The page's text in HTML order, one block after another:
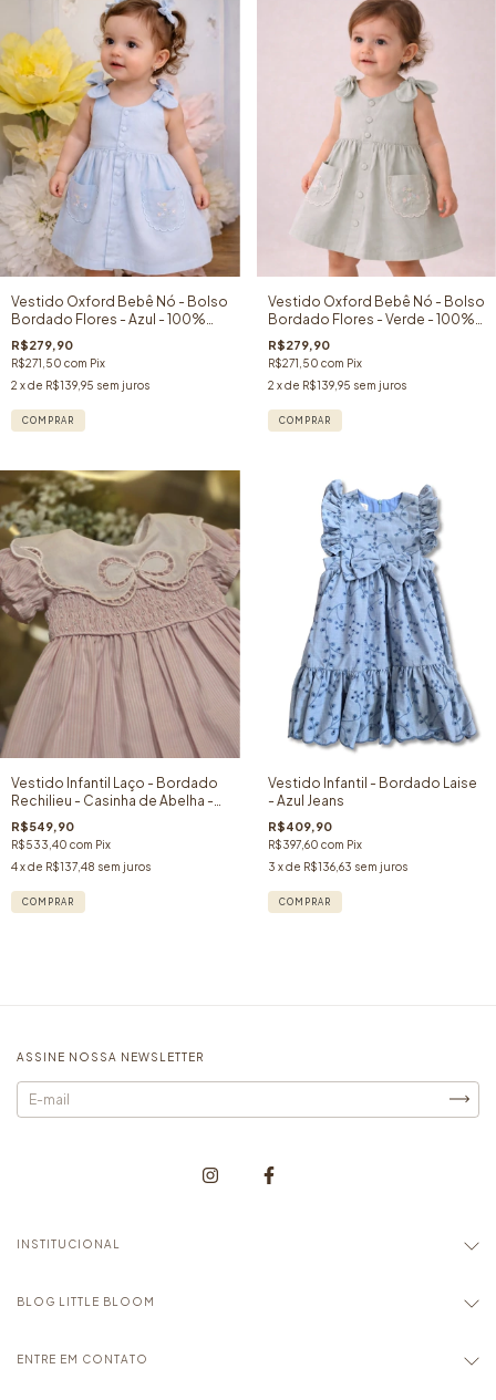
Vestido Oxford Bebê Nó - Bolso
Bordado Flores - Azul - 100%
Algodão
R$279,90
R$271,50 com Pix
2 x de R$139,95 sem juros
COMPRAR
Vestido Oxford Bebê Nó - Bolso
Bordado Flores - Verde - 100%
Algodão
R$279,90
R$271,50 com Pix
2 x de R$139,95 sem juros
COMPRAR
Vestido Infantil Laço - Bordado
Rechilieu - Casinha de Abelha -
Listras Rosa
R$549,90
R$533,40 com Pix
4x de R$137,48 sem juros
COMPRAR
Vestido Infantil - Bordado Laise
- Azul Jeans
R$409,90
R$397,60 com Pix
3 x de R$136,63 sem juros
COMPRAR
ASSINE NOSSA NEWSLETTER
INSTITUCIONAL
BLOG LITTLE BLOOM
ENTRE EM CONTATO